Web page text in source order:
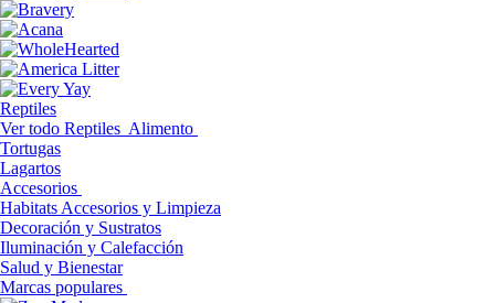
Reptiles
Ver todo Reptiles Alimento
Tortugas
Lagartos
Accesorios
Habitats Accesorios y Limpieza
Decoración y Sustratos
Iluminación y Calefacción
Salud y Bienestar
Marcas populares